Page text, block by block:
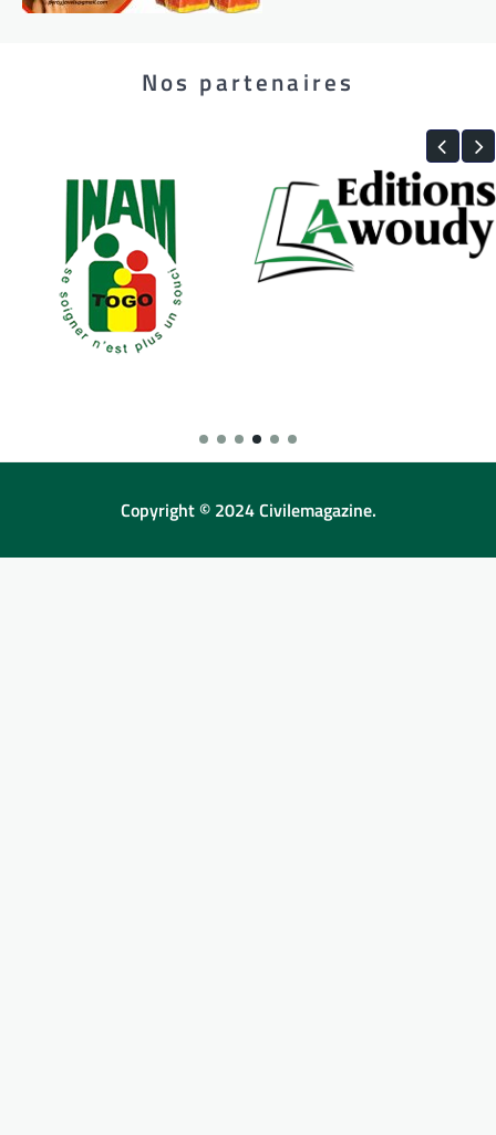
Nos partenaires
Copyright © 2024 Civilemagazine.